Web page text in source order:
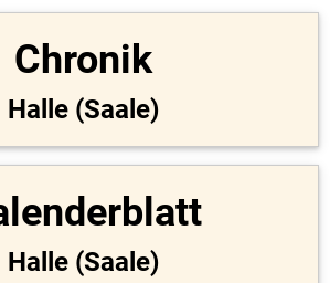
Chronik
Halle (Saale)
Halle (Saale)